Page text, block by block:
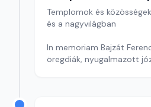
Templomok és
és a nagyvilágban
In memoriam Bajzát
öregdiák, nyugalmazott